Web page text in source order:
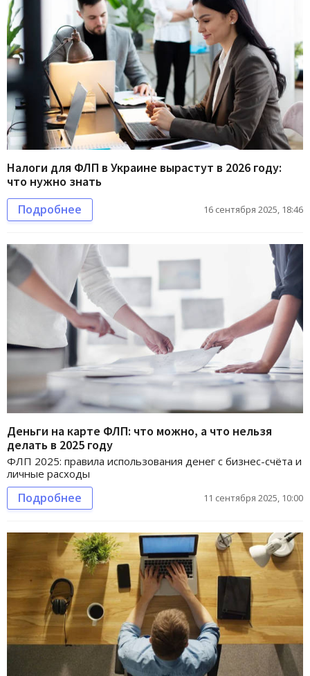
Налоги для ФЛП в Украине вырастут в 2026 году:
что нужно знать
Подробнее 16 сентября 2025, 18:46
Деньги на карте ФЛП: что можно, а что нельзя
делать в 2025 году
ФЛП 2025: правила использования денег с бизнес-счёта и
личные расходы
Подробнее 11 сентября 2025, 10:00